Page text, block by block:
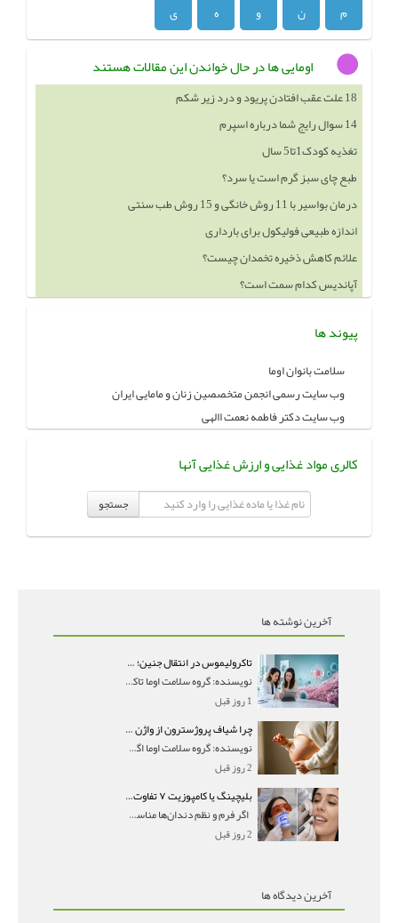
م
ن و ه ی
اومایی ها در حال خواندن این مقالات هستند
18 علت عقب افتادن پریود و درد زیر شکم
14 سوال رایج شما درباره اسپرم
تغذیه کودک1تا5 سال
طبع چای سبز گرم است یا سرد؟
درمان بواسیر با 11 روش خانگی و 15 روش طب سنتی
اندازه طبیعی فولیکول برای بارداری
علائم کاهش ذخیره تخمدان چیست؟
آپاندیس کدام سمت است؟
پیوند ها
سلامت بانوان اوما
وب سایت رسمی انجمن متخصصین زنان و مامایی ایران
وب سایت دکتر فاطمه نعمت االهی
کالری مواد غذایی و ارزش غذایی آنها
جستجو
آخرین نوشته ها
تاکرولیموس در انتقال جنین؛ آیا شانس لانه‌گزینی را افزایش می‌دهد؟
نویسنده: گروه سلامت اوما تاکرولیموس در انتقال جنین
1 روز قبل
چرا شیاف پروژسترون از واژن بیرون می‌ریزد؟ میزان جذب و زمان صحیح مصرف
نویسنده: گروه سلامت اوما اگر بعد از گذاشتن شیاف پر
2 روز قبل
بلیچینگ یا کامپوزیت ۷ تفاوت مهم برای انتخاب درست
اگر فرم و نظم دندان‌ها مناسب است و مشکل
2 روز قبل
آخرین دیدگاه ها